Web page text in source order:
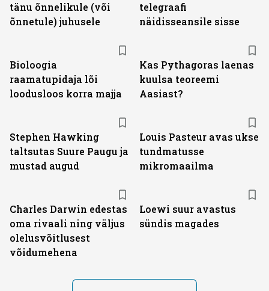
tänu õnnelikule (või
õnnetule) juhusele
telegraafi
näidisseansile sisse
Bioloogia
raamatupidaja lõi
loodusloos korra majja
Kas Pythagoras laenas
kuulsa teoreemi
Aasiast?
Stephen Hawking
taltsutas Suure Paugu ja
mustad augud
Louis Pasteur avas ukse
tundmatusse
mikromaailma
Charles Darwin edestas
oma rivaali ning väljus
olelusvõitlusest
võidumehena
Loewi suur avastus
sündis magades